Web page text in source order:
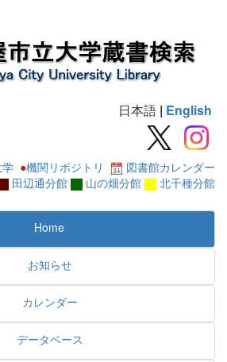
日本語 | English
●機関リポジトリ
図書館カレンダー
田辺通分館 山の畑分館 北千種分館
Home
お知らせ
カレンダー
データベース